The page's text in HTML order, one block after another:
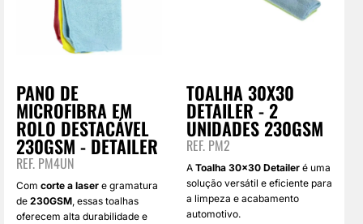
PANO DE
MICROFIBRA EM
ROLO DESTACÁVEL
230GSM - DETAILER
REF. PM4UN
Com corte a laser e gramatura
de 230GSM , essas toalhas
oferecem alta durabilidade e
TOALHA 30X30
DETAILER - 2
UNIDADES 230GSM
REF. PM2
AToalha 30×30 Detailer é uma
solução versátil e eficiente para
a limpeza e acabamento
automotivo.